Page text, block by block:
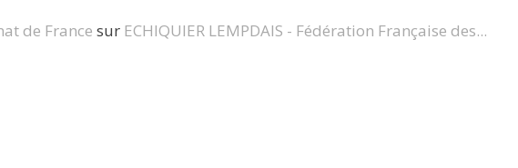
de France sur ECHIQUIER LEMPDAIS - Fédération Française des...